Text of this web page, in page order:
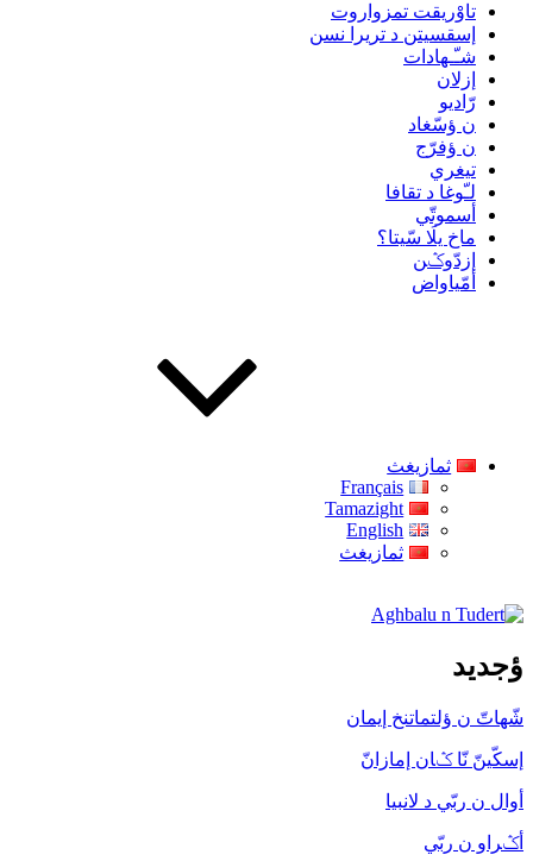
تاوْريقت تمزواروت
إسقسيتن د تريرا نسن
شـّـهادات
إزلان
رّاديو
ن ؤسّغاد
ن ؤفرّج
تيغري
لـّوغا د تقافا
أسموتّي
ماخ يلَا سّيتا؟
إزدّوݣن
أمّياواض
ثمازيغث
Français
Tamazight
English
ثمازيغث
Aghbalu n Tudert
ؤجديد
شّهاتّ ن ؤلتماتنخ إيمان
إسكّينّ نّا ݣان إمازانّ
أوال ن ربّي د لانبيا
أݣراو ن ربّي